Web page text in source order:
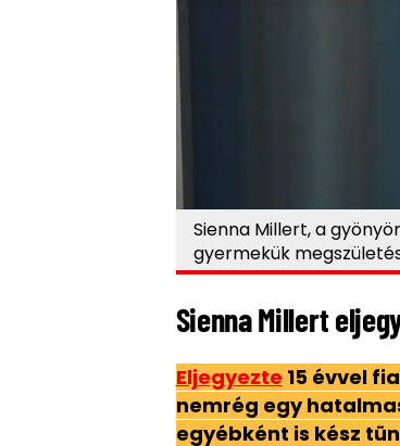
Sienna Millert, a
gyermekük
Sienna Millert
Eljegyezte 15 évvel
nemrég egy
egyébként is kész